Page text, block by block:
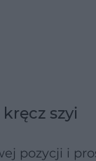
szyi
pozycji i